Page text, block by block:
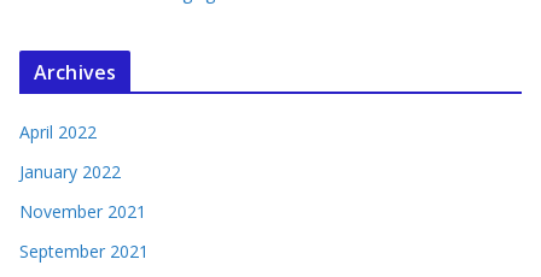
Archives
April 2022
January 2022
November 2021
September 2021